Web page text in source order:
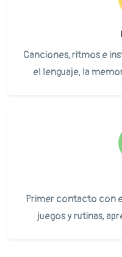
Canciones, ritmos e
el lenguaje, la
Primer contacto con
juegos y rutinas,